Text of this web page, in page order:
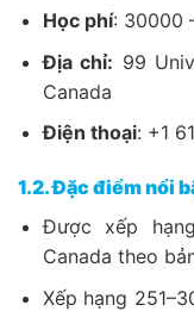
Học phí: 30000
Địa chỉ: 99
Canada
Điện thoại: +1
1.2. Đặc điểm nổi
Được xếp
Canada theo
Xếp hạng